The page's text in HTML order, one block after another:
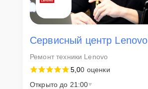
Сервисный центр Lenovo
Ремонт техники Lenovo
5,00 оценки
Открыто до 21:00